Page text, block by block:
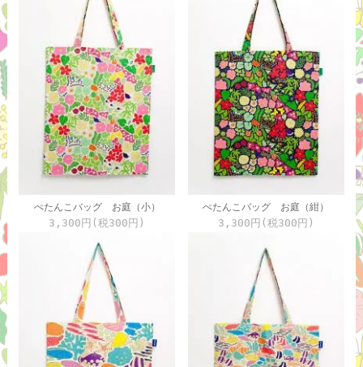
ぺたんこバッグ お庭（小）
3,300円(税300円)
ぺたんこバッグ お庭（紺）
3,300円(税300円)